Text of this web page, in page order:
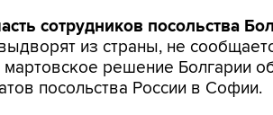
сотрудников посольства
из страны, не
решение Болгарии
посольства России в Софии.